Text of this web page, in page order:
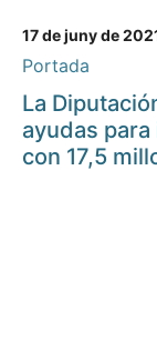
17 de juny de
Portada
La
ayudas
con 17,5